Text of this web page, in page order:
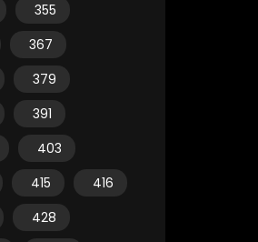
355
367
379
391
403
415
416
428